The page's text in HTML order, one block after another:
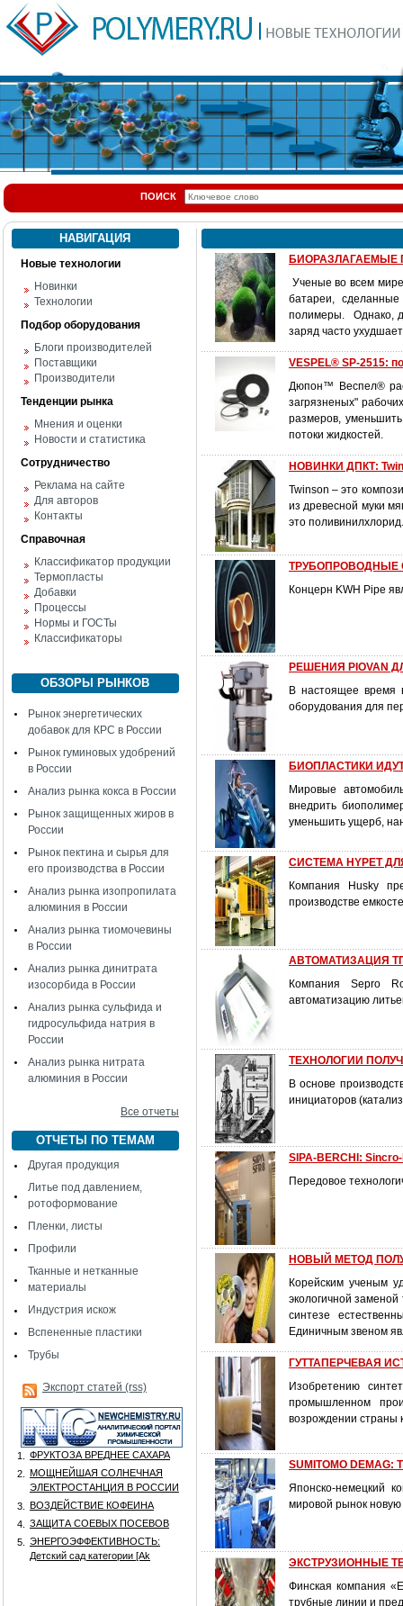
ПОИСК
НАВИГАЦИЯ
Новые технологии
Новинки
Технологии
Подбор оборудования
Блоги производителей
Поставщики
Производители
Тенденции рынка
Мнения и оценки
Новости и статистика
Сотрудничество
Реклама на сайте
Для авторов
Контакты
Справочная
Классификатор продукции
Термопласты
Добавки
Процессы
Нормы и ГОСТы
Классификаторы
ОБЗОРЫ РЫНКОВ
Рынок энергетических
добавок для КРС в России
Рынок гуминовых удобрений
в России
Анализ рынка кокса в России
Рынок защищенных жиров в
России
Рынок пектина и сырья для
его производства в России
Анализ рынка изопропилата
алюминия в России
Анализ рынка тиомочевины
в России
Анализ рынка динитрата
изосорбида в России
Анализ рынка сульфида и
гидросульфида натрия в
России
Анализ рынка нитрата
алюминия в России
Все отчеты
ОТЧЕТЫ ПО ТЕМАМ
Другая продукция
Литье под давлением,
ротоформование
Пленки, листы
Профили
Тканные и нетканные
материалы
Индустрия искож
Вспененные пластики
Трубы
Экспорт статей (rss)
1.
ФРУКТОЗА ВРЕДНЕЕ САХАРА
2.
МОЩНЕЙШАЯ СОЛНЕЧНАЯ
ЭЛЕКТРОСТАНЦИЯ В РОССИИ
3.
ВОЗДЕЙСТВИЕ КОФЕИНА
4.
ЗАЩИТА СОЕВЫХ ПОСЕВОВ
5.
ЭНЕРГОЭФФЕКТИВНОСТЬ:
Детский сад категории [Аk
БИОРАЗЛАГАЕМЫЕ
Ученые во всем
батареи,
полимеры. Однако,
заряд часто
VESPEL® SP-2515:
Дюпон™ Веспел®
загрязненых"
размеров,
потоки жидкостей.
НОВИНКИ ДПКТ:
Twinson – это
из древесной муки
это поливинилхлорид.
ТРУБОПРОВОДНЫЕ
Концерн KWH Pipe
РЕШЕНИЯ PIOVAN
В настоящее время
оборудования для
БИОПЛАСТИКИ
Мировые
внедрить
уменьшить ущерб,
СИСТЕМА HYPET
Компания Husky
производстве
АВТОМАТИЗАЦИЯ
Компания Sepro
автоматизацию
ТЕХНОЛОГИИ
В основе
инициаторов
SIPA-BERCHI:
Передовое
НОВЫЙ МЕТОД
Корейским ученым
экологичной
синтезе
Единичным звеном
ГУТТАПЕРЧЕВАЯ
Изобретению
промышленном
возрождении страны
SUMITOMO DEMAG:
Японско-немецкий
мировой рынок
ЭКСТРУЗИОННЫЕ
Финская компания
трубные линии и